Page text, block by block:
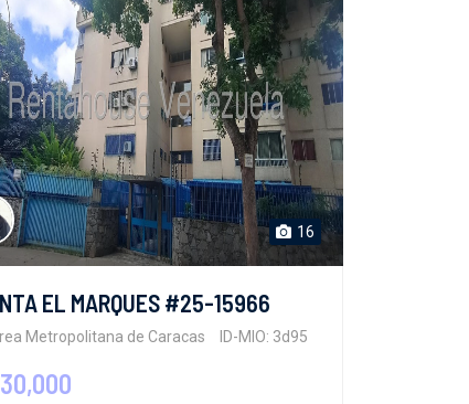
16
EL MARQUES #25-15966
Metropolitana de Caracas ID-MIO: 3d95